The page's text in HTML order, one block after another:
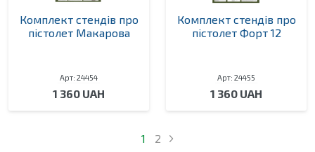
Комплект стендів про
пістолет Макарова
Арт: 24454
1 360 UAH
Комплект стендів про
пістолет Форт 12
Арт: 24455
1 360 UAH
1 2